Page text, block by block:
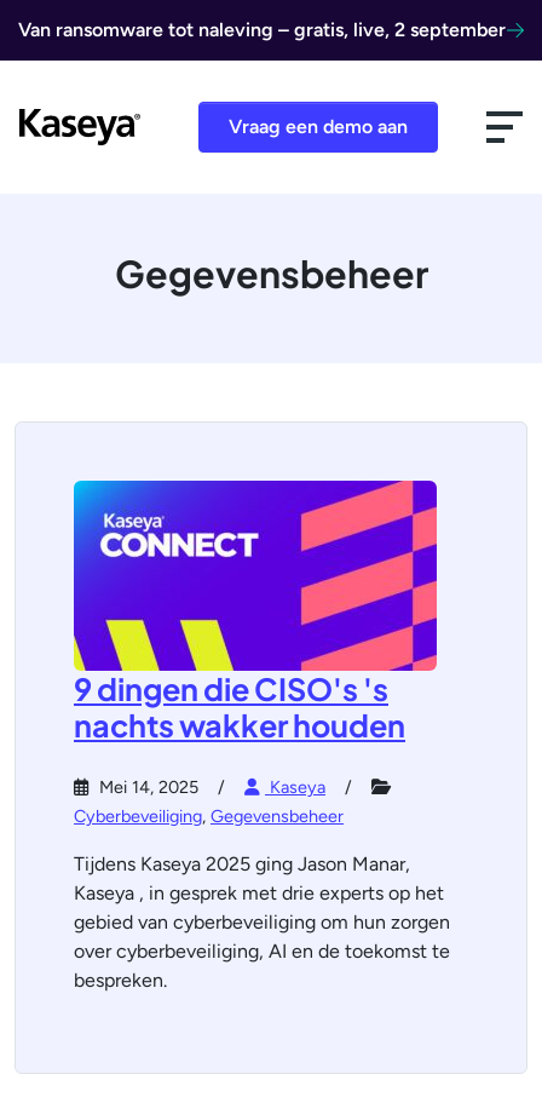
Van ransomware tot naleving – gratis, live, 2 september
Vraag een demo aan
Gegevensbeheer
9 dingen die CISO's 's
nachts wakker houden
Mei 14, 2025
Kaseya
Cyberbeveiliging, Gegevensbeheer
Tijdens Kaseya 2025 ging Jason Manar,
Kaseya , in gesprek met drie experts op het
gebied van cyberbeveiliging om hun zorgen
over cyberbeveiliging, AI en de toekomst te
bespreken.